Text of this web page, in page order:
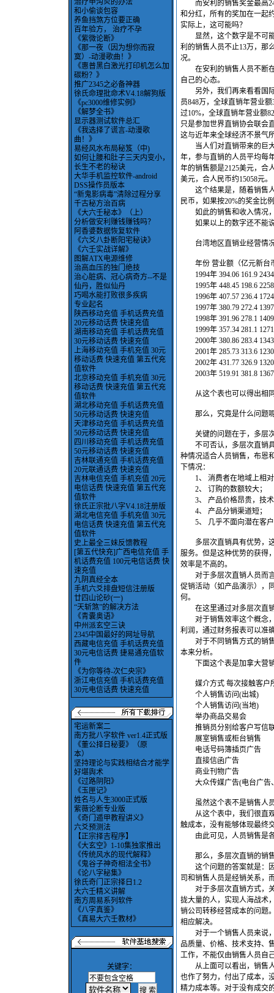
治疗甲沟炎的办法
和小偷谈包容
养鱼挡煞方位要正确
百年验方， 治疗不孕
《紫微论断》
《那一夜（因为想你而寂
寞）-动漫歌曲！》
《惠普黑白激光打印机怎么加
碳粉？》
推广2345之必备神器
徐氏命理批命术V4.18解狗版
《pc3000维修实例》
《解梦全书》
显示器测试软件总汇
《我选择了谎言-动漫歌
曲！》
易经风水布局秘笈（中)
如何让腰和肚子三天内变小，
长生不老的秘诀
大华手机监控软件-android
DSS操作员版本
“新鬼影病毒”清除过程分享
千古秘方治百病
《大六壬秘本》（上）
分析做安利赚钱赚钱吗？
阿香婆数据恢复软件
《六爻八卦断阳宅秘诀》
《六壬实战详解》
图解ATX电源维修
治高血压的独门绝技
治心脏病、冠心病奇方--不是
仙丹，胜似仙丹
巧喝水能打败很多疾病
专业起名
陕西移动充值 手机话费充值
20元移动话费 快速充值
湖南移动充值 手机话费充值
30元移动话费 快速充值
上海移动充值 手机充值 30元
移动话费 快速充值 第五代充
值软件
北京移动充值 手机充值 30元
移动话费 快速充值 第五代充
值软件
湖北移动充值 手机话费充值
50元移动话费 快速充值
天津移动充值 手机话费充值
50元移动话费 快速充值
四川移动充值 手机话费充值
50元移动话费 快速充值
吉林联通充值 手机话费充值
20元联通话费 快速充值
吉林电信充值 手机充值 20元
电信话费 快速充值 第五代充
值软件
徐氏正宗批八字V4.18注册版
湖北电信充值 手机充值 30元
电信话费 快速充值 第五代充
值软件
史上最全三妹反馈教程
[第五代快充]广西电信充值 手
机话费充值 100元电信话费 快
速充值
九阴真经全本
手机六爻排盘短信注册版
廿四山论砂(一)
“天斩煞”的解决方法
《青囊奥语》
中州派玄空三诀
2345中国最好的网址导航
西藏电信充值 手机话费充值
30元电信话费 捷易通充值软
件
《为你等待-次仁央宗》
浙江电信充值 手机话费充值
30元电信话费 快速充值
宅运新案二
南方批八字软件 ver1.4正式版
《董公择日秘要》（原
本）
坚持理论与实践相结合才能学
好堪舆术
《过路阴阳》
《玉匣记》
姓名与人生3000正式版
紫薇论断专业版
《奇门遁甲教程讲义》
六爻预测法
【正宗择吉程序】
《大玄空》1-10集独家推出
《传统风水的现代解释》
《鬼谷子神奇相法全书》
《论八字秘集》
徐氏奇门正宗择日1.2
大六壬精义讲解
南方周易系列软件
《八字真鉴》
《真易大六壬教材》
关键字：
而安利的销售奖金最高
和分红，所有的奖加在一起
实际上，这可能吗？
显然，这个数字是不可能
利的销售人员不止13万，那
况。
在安利的销售人员不断在
自己的心态。
另外，我们再来看看国际
员848万，全球直销年营业
过10%，全球直销年营业额
只是参加世界直销协会联会
这与近年来全球经济不景气
当人们对直销带来的巨大
年，参与直销的人员平均每
年的销售额是2125美元，合
美元，合人民币约15058元。
这个结果是，随着销售人
民币，如果按20%的奖金比
如此的销售和收入情况，
如果以上的数字还不能说
台湾地区直销业经营情
年份 营业额（亿元新台
1994年 394.06 161.9
1995年 448.45 198.6
1996年 407.57 236.4
1997年 380.79 272.4
1998年 391.96 278.1
1999年 357.34 281.1
2000年 380.86 283.4
2001年 285.73 313.6
2002年 431.77 326.9
2003年 519.91 381.8
从这个表也可以得出相
那么，究竟是什么问题
关键的问题在于，多层次
不可否认，多层次直销具
种情况适合人员销售，布恩
下情况：
1、 消费者在地域上相对
2、 订购的数额较大；
3、 产品价格昂贵，技术
4、 产品分销渠道短；
5、 几乎不面向潜在客户
多层次直销具有优势，这
服务。但是这种优势的获得
效率是不高的。
对于多层次直销人员而言
促销活动（如产品演示），
何。
在这里通过对多层次直销
对于销售效率这个概念，
利润，通过财务报表可以准
对于不同销售方式的销售
本来分析。
下面这个表是加拿大营销
媒介方式 每次接触客户
个人销售访问(出城
个人销售访问(当
举办商品交易
推销员分别给客户写信
展室销售或柜台销
电话号码簿插页广
直接信函广告
商业刊物广告
大众传媒广告(电台广告
虽然这个表不是销售人员
从这个表中，我们很直观
触成本，没有能够体现最终
由此可见，人员销售是各
那么，多层次直销的销售
这个问题的答案就是：因
司和销售人员是经销关系，
对于多层次直销方式，关
拢大量的人，实现人海战术
销公司转移经营成本的问题
相应解决。
对于一个销售人员来说，
品质量、价格、技术支持、
工作，不能仅由销售人员自
从上面可以看出，销售人
也作了努力，付出了成本，
精力成本等。对于没有成交